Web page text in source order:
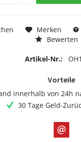
Merken
Bewerten
Artikel-Nr.:
Vorteile
innerhalb von 24h
30 Tage Geld-